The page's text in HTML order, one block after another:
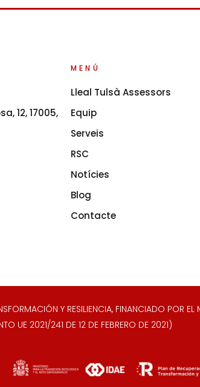
12, 17005,
MENÚ
Lleal Tulsà Assessors
Equip
Serveis
RSC
Notícies
Blog
Contacte
Y RESILIENCIA, FINANCIADO POR EL
UE 2021/241 DE 12 DE FEBRERO DE 2021)